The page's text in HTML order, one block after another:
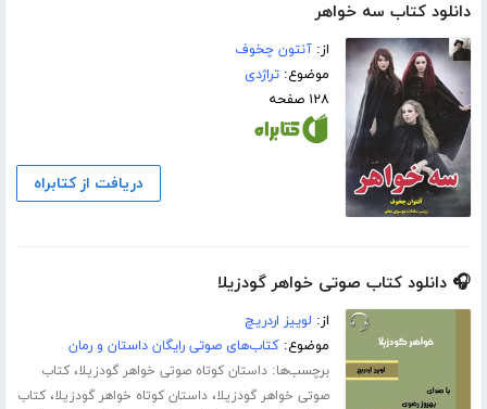
دانلود کتاب سه خواهر
از:آنتون چخوف
موضوع:تراژدی
۱۲۸ صفحه
دریافت از کتابراه
🎧 دانلود کتاب صوتی خواهر گودزیلا
از: لوییز اردریچ
موضوع:کتاب‌های صوتی رایگان داستان و رمان
برچسب‌ها:داستان کوتاه صوتی خواهر گودزیلا،کتاب
صوتی خواهر گودزیلا،داستان کوتاه خواهر گودزیلا،کتاب